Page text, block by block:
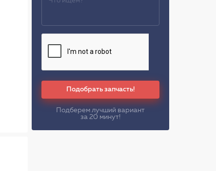
Подобрать запчасть!
Подберем лучший вариант
за 20 минут!